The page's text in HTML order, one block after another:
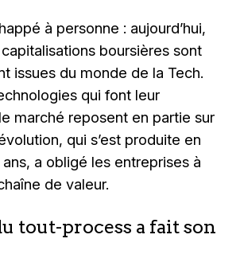
à personne : aujourd’hui,
boursières sont
issues du monde de la Tech.
qui font leur
marché reposent en partie sur
qui s’est produite en
ans, a obligé les entreprises à
de valeur.
tout-process a fait son